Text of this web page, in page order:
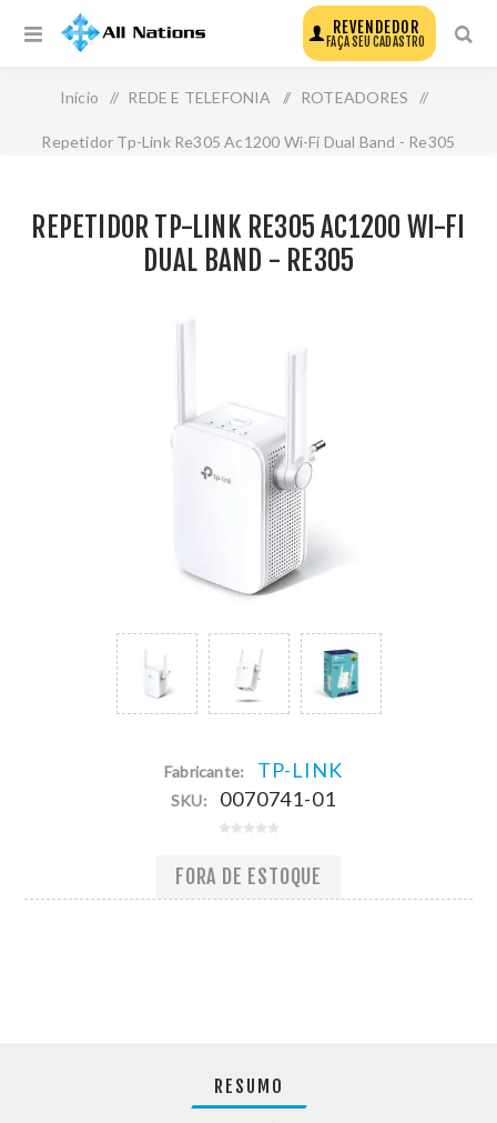
REVENDEDOR
FAÇA SEU CADASTRO
Início / REDE E TELEFONIA / ROTEADORES /
Repetidor Tp-Link Re305 Ac1200 Wi-Fi Dual Band - Re305
REPETIDOR TP-LINK RE305 AC1200 WI-FI
DUAL BAND - RE305
Fabricante: TP-LINK
SKU: 0070741-01
FORA DE ESTOQUE
RESUMO